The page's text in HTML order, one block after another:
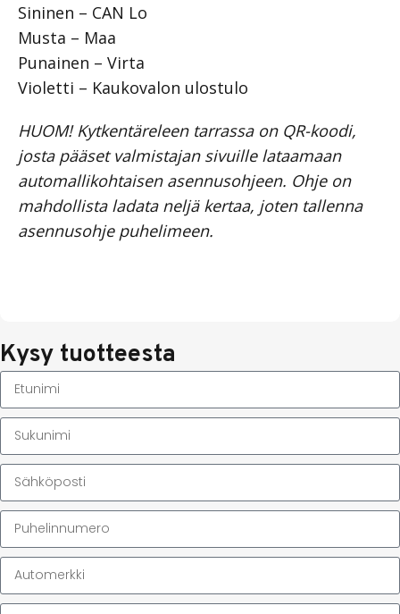
Sininen – CAN Lo
Musta – Maa
Punainen – Virta
Violetti – Kaukovalon ulostulo
HUOM! Kytkentäreleen tarrassa on QR-koodi,
josta pääset valmistajan sivuille lataamaan
automallikohtaisen asennusohjeen. Ohje on
mahdollista ladata neljä kertaa, joten tallenna
asennusohje puhelimeen.
Kysy tuotteesta